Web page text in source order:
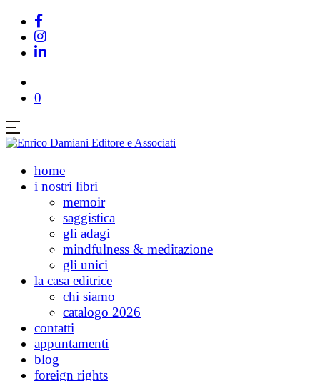
0
home
i nostri libri
memoir
saggistica
gli adagi
mindfulness & meditazione
gli unici
la casa editrice
chi siamo
catalogo 2026
contatti
appuntamenti
blog
foreign rights